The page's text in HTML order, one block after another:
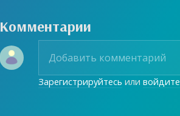
Комментарии
Зарегистрируйтесь иливойдите